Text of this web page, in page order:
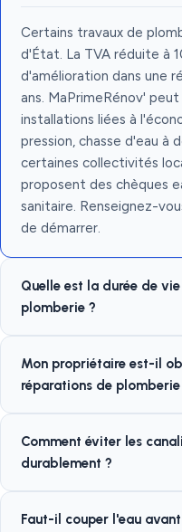
Certains travaux de
d'État. La TVA réduite à
d'amélioration dans une
ans. MaPrimeRénov'
installations liées à
pression, chasse d'eau à
certaines collectivités
proposent des chèques
sanitaire. Renseignez-
de démarrer.
Quelle est la durée de
plomberie ?
Mon propriétaire est-il
réparations de plomberie
Comment éviter les
durablement ?
Faut-il couper l'eau